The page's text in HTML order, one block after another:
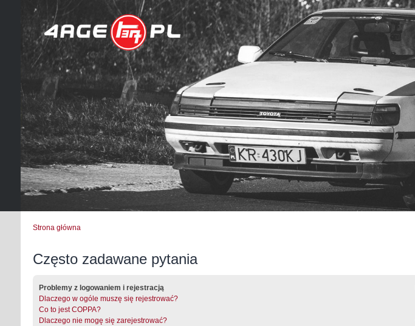
Strona główna
Często zadawane pytania
Problemy z logowaniem i rejestracją
Dlaczego w ogóle muszę się rejestrować?
Co to jest COPPA?
Dlaczego nie mogę się zarejestrować?